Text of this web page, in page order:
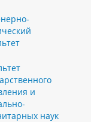
и
наук